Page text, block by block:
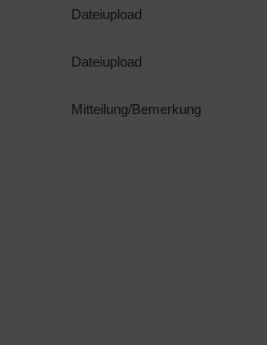
Dateiupload
Dateiupload
Mitteilung/Bemerkung